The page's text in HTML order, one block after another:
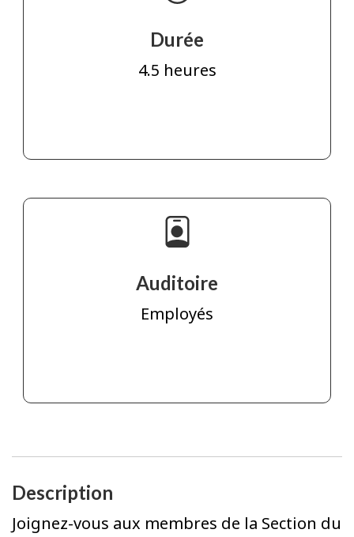
Durée
4.5 heures
Auditoire
Employés
Description
Joignez-vous aux membres de la Section du